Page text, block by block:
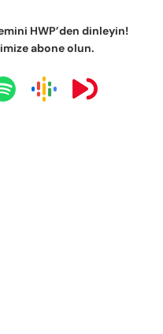
HWP’den dinleyin!
abone olun.